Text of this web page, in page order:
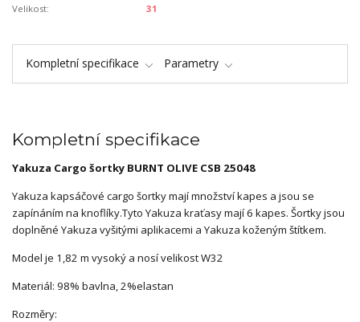
Velikost:
31
Kompletní specifikace Parametry
Kompletní specifikace
Yakuza Cargo šortky BURNT OLIVE CSB 25048
Yakuza kapsáčové cargo šortky mají množství kapes a jsou se
zapínáním na knoflíky.Tyto Yakuza kraťasy mají 6 kapes. Šortky jsou
doplněné Yakuza vyšitými aplikacemi a Yakuza koženým štítkem.
Model je 1,82 m vysoký a nosí velikost W32
Materiál: 98% bavlna, 2%elastan
Rozměry: